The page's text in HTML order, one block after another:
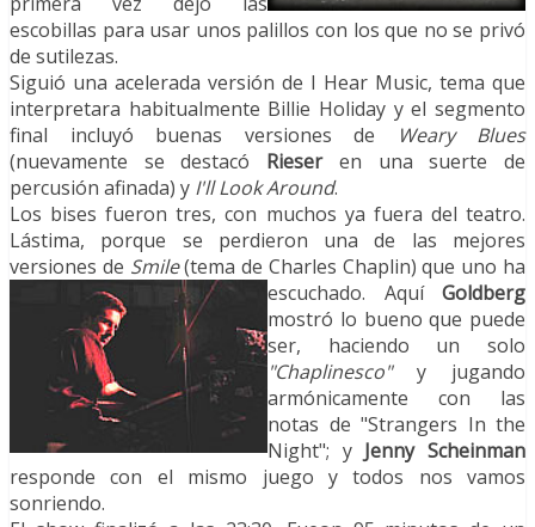
escobillas para usar unos palillos con los que no se privó
de sutilezas.
Siguió una acelerada versión de I Hear Music, tema que
interpretara habitualmente Billie Holiday y el segmento
final incluyó buenas versiones de
Weary Blues
(nuevamente se destacó Rieseren una suerte de
percusión afinada) y I'll Look Around.
Los bises fueron tres, con muchos ya fuera del teatro.
Lástima, porque se perdieron una de las mejores
versiones de Smile(tema de Charles Chaplin) que uno ha
escuchado. Aquí Goldberg
mostró lo bueno que puede
ser, haciendo un solo
"Chaplinesco"y jugando
armónicamente con las
notas de "Strangers In the
Night"; y Jenny Scheinman
responde con el mismo juego y todos nos vamos
sonriendo.